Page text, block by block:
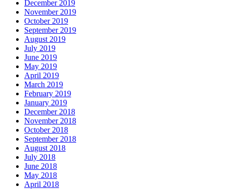
December 2019
November 2019
October 2019
September 2019
August 2019
July 2019
June 2019
May 2019
April 2019
March 2019
February 2019
January 2019
December 2018
November 2018
October 2018
September 2018
August 2018
July 2018
June 2018
May 2018
April 2018